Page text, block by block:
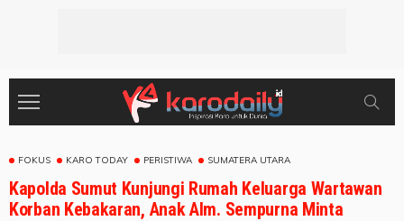
FOKUS KARO TODAY PERISTIWA SUMATERA UTARA
Kapolda Sumut Kunjungi Rumah Keluarga Wartawan
Korban Kebakaran, Anak Alm. Sempurna Minta